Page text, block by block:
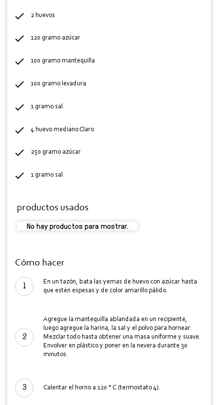
2 huevos
120 gramo azúcar
100 gramo mantequilla
100 gramo levadura
1 gramo sal
4 huevo mediano Claro
250 gramo azúcar
1 gramo sal
productos usados
No hay productos para mostrar.
Cómo hacer
En un tazón, bata las yemas de huevo con azúcar hasta
que estén espesas y de color amarillo pálido.
Agregue la mantequilla ablandada en un recipiente,
luego agregue la harina, la sal y el polvo para hornear.
Mezclar todo hasta obtener una masa uniforme y suave.
Envolver en plástico y poner en la nevera durante 30
minutos.
Calentar el horno a 120 ° C (termostato 4).